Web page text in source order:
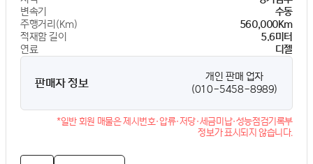
변속기
수동
주행거리(Km)
560,000Km
적재함 길이
5.6미터
연료
디젤
판매자 정보
개인 판매 업자
(010-5458-8989)
*일반 회원 매물은 제시번호·압류·저당·세금미납·성능점검기록부
정보가 표시되지 않습니다.